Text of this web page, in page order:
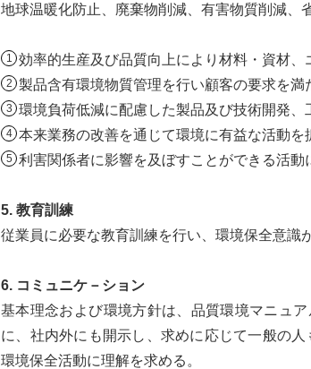
地球温暖化防止、廃棄物削減、有害物質削減、
効率的生産及び品質向上により材料・資材、
製品含有環境物質管理を行い顧客の要求を満
環境負荷低減に配慮した製品及び技術開発、
本来業務の改善を通じて環境に有益な活動を
利害関係者に影響を及ぼすことができる活動
5. 教育訓練
従業員に必要な教育訓練を行い、環境保全意識
6. コミュニケ－ション
基本理念および環境方針は、品質環境マニュ
に、社内外にも開示し、求めに応じて一般の
環境保全活動に理解を求める。